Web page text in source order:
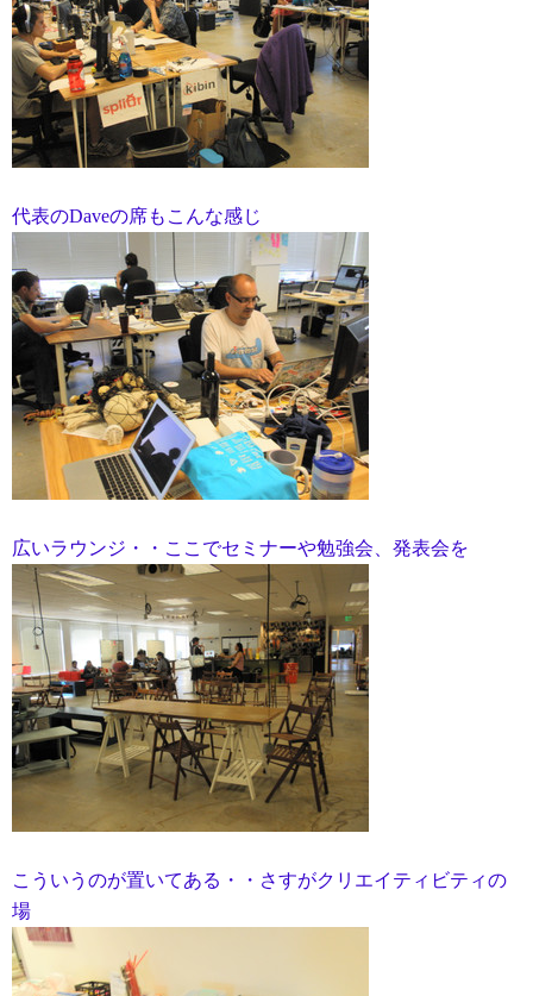
代表のDaveの席もこんな感じ
広いラウンジ・・ここでセミナーや勉強会、発表会を
こういうのが置いてある・・さすがクリエイティビティの
場